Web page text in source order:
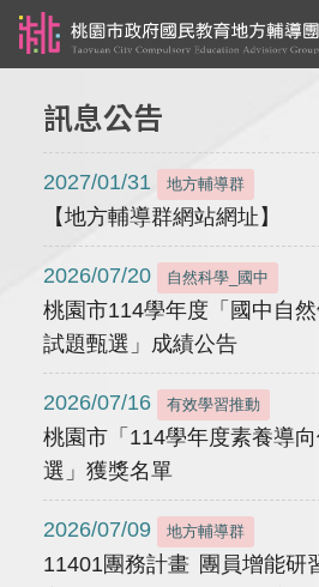
訊息公告
2027/01/31 地方輔導群
【地方輔導群網站網址】
2026/07/20 自然科學_國中
桃園市114學年度「國中自
試題甄選」成績公告
2026/07/16 有效學習推動
桃園市「114學年度素養導
選」獲獎名單
2026/07/09 地方輔導群
11401團務計畫 團員增能研